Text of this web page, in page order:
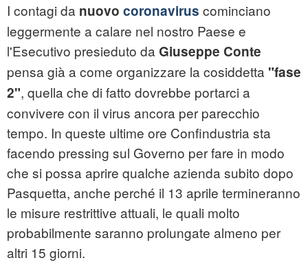
I contagi da nuovo coronavirus cominciano
leggermente a calare nel nostro Paese e
l'Esecutivo presieduto da Giuseppe Conte
pensa già a come organizzare la cosiddetta "fase
2", quella che di fatto dovrebbe portarci a
convivere con il virus ancora per parecchio
tempo. In queste ultime ore Confindustria sta
facendo pressing sul Governo per fare in modo
che si possa aprire qualche azienda subito dopo
Pasquetta, anche perché il 13 aprile termineranno
le misure restrittive attuali, le quali molto
probabilmente saranno prolungate almeno per
altri 15 giorni.